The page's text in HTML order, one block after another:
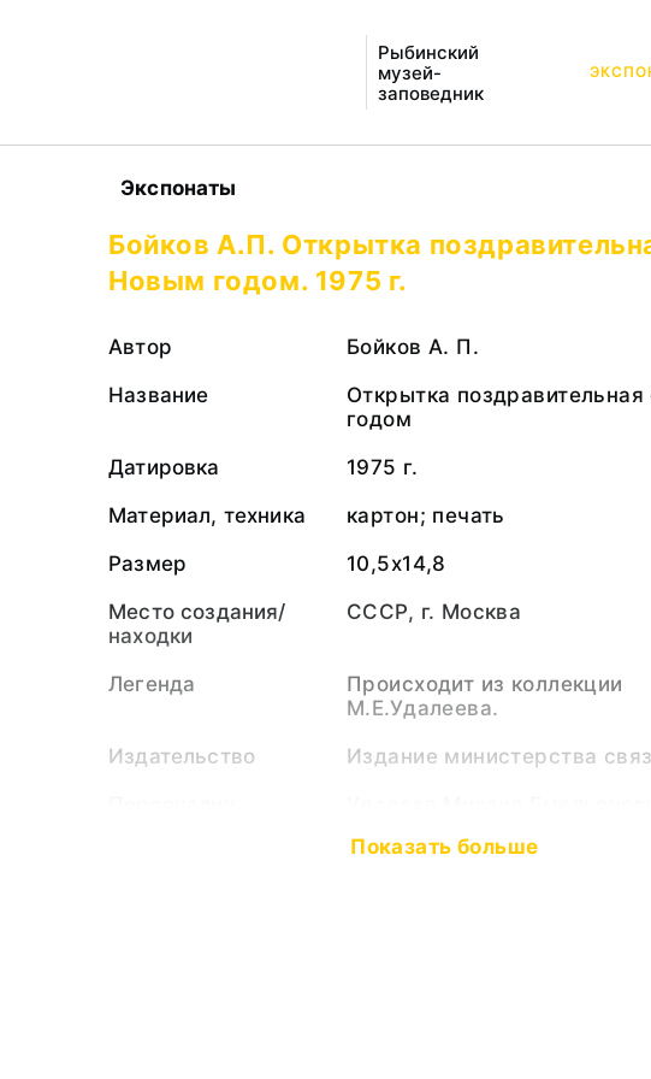
Рыбинский
музей-
заповедник
Экспонаты
Бойков А.П. Открытка
Новым годом. 1975 г.
Автор
Бойков А. П.
Название
Открытка
годом
Датировка
1975 г.
Материал, техника
картон; печать
Размер
10,5х14,8
Место создания/
находки
СССР, г. Москва
Легенда
Происходит из коллекции
М.Е.Удалеева.
Издательство
Издание министерства
Показать больше